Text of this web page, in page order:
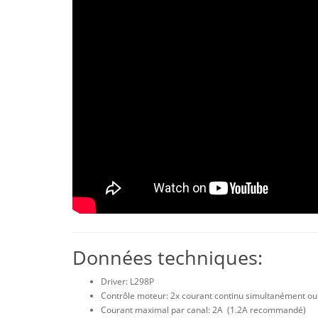
Données techniques:
Driver: L298P
Contrôle moteur: 2x courant continu simultanément ou
Courant maximal par canal: 2A (1.2A recommandé)